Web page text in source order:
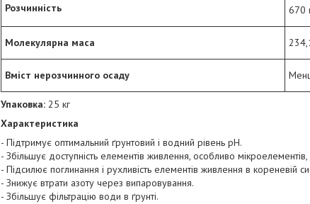
Розчинність 670
Молекулярна маса
Вміст нерозчинного осаду
Упаковка: 25 кг
Характеристика
- Підтримує оптимальний ґрунтовий і водний рівень рН.
- Збільшує доступність елементів живлення, особливо
- Підсилює поглинання і рухливість елементів живлення в кореневій
- Знижує втрати азоту через випаровування.
- Збільшує фільтрацію води в ґрунті.